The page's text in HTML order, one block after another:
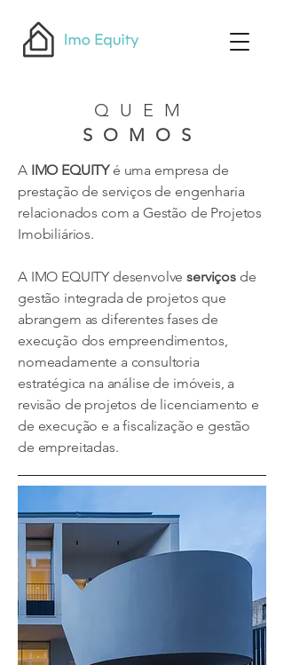
QUEM
SOMOS
A IMO EQUITYé uma empresa de
prestação de serviços de engenharia
relacionados com a Gestão de Projetos
Imobiliários.
A IMO EQUITY desenvolveserviçosde
gestão integrada de projetos que
abrangem as diferentes fases de
execução dos empreendimentos,
nomeadamente a consultoria
estratégica na análise de imóveis, a
revisão de projetos de licenciamento e
de execução e a fiscalização e gestão
de empreitadas.